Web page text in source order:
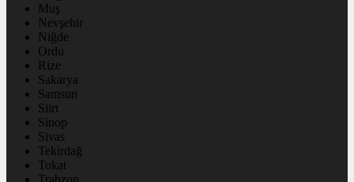
Muş
Nevşehir
Niğde
Ordu
Rize
Sakarya
Samsun
Siirt
Sinop
Sivas
Tekirdağ
Tokat
Trabzon